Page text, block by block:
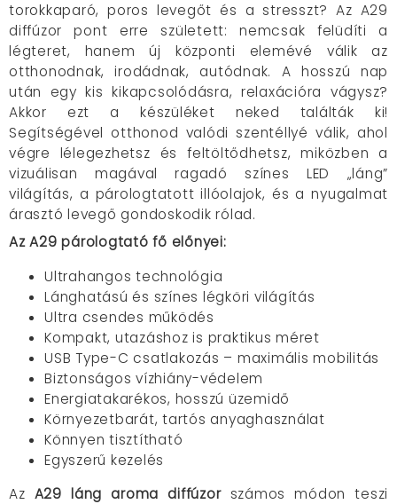
torokkaparó, poros levegőt és a stresszt? Az A29
diffúzor pont erre született: nemcsak felüdíti a
légteret, hanem új központi elemévé válik az
otthonodnak, irodádnak, autódnak. A hosszú nap
után egy kis kikapcsolódásra, relaxációra vágysz?
Akkor ezt a készüléket neked találták ki!
Segítségével otthonod valódi szentéllyé válik, ahol
végre lélegezhetsz és feltöltődhetsz, miközben a
vizuálisan magával ragadó színes LED „láng”
világítás, a párologtatott illóolajok, és a nyugalmat
árasztó levegő gondoskodik rólad.
Az A29 párologtató fő előnyei:
Ultrahangos technológia
Lánghatású és színes légköri világítás
Ultra csendes működés
Kompakt, utazáshoz is praktikus méret
USB Type-C csatlakozás – maximális mobilitás
Biztonságos vízhiány-védelem
Energiatakarékos, hosszú üzemidő
Környezetbarát, tartós anyaghasználat
Könnyen tisztítható
Egyszerű kezelés
Az A29 láng aroma diffúzorszámos módon teszi